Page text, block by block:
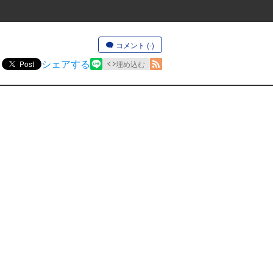
コメント (-)
Post シェアする 埋め込む